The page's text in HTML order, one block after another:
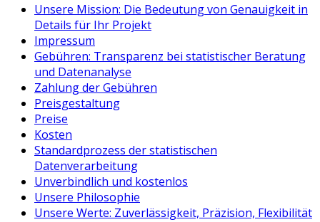
Unsere Mission: Die Bedeutung von Genauigkeit in
Details für Ihr Projekt
Impressum
Gebühren: Transparenz bei statistischer Beratung
und Datenanalyse
Zahlung der Gebühren
Preisgestaltung
Preise
Kosten
Standardprozess der statistischen
Datenverarbeitung
Unverbindlich und kostenlos
Unsere Philosophie
Unsere Werte: Zuverlässigkeit, Präzision, Flexibilität